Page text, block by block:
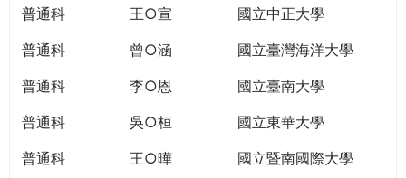
民。
TODAY
WORLD
TOMORROW
YOU
普通科
王○宣
國立中正大學
普通科
曾○涵
國立臺灣海洋大學
普通科
李○恩
國立臺南大學
普通科
吳○桓
國立東華大學
普通科
王○曄
國立暨南國際大學